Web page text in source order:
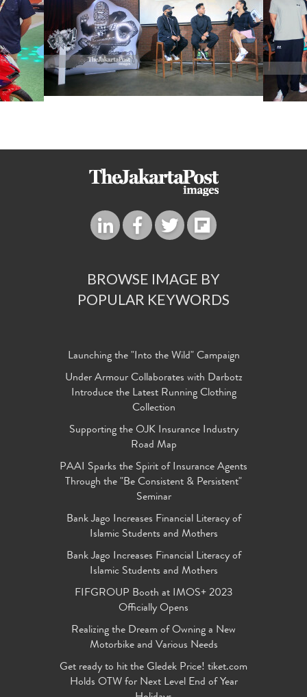
BROWSE IMAGE BY
POPULAR KEYWORDS
Launching the "Into the Wild" Campaign
Under Armour Collaborates with Darbotz
Introduce the Latest Running Clothing
Collection
Supporting the OJK Insurance Industry
Road Map
PAAI Sparks the Spirit of Insurance Agents
Through the "Be Consistent & Persistent"
Seminar
Bank Jago Increases Financial Literacy of
Islamic Students and Mothers
Bank Jago Increases Financial Literacy of
Islamic Students and Mothers
FIFGROUP Booth at IMOS+ 2023
Officially Opens
Realizing the Dream of Owning a New
Motorbike and Various Needs
Get ready to hit the Gledek Price! tiket.com
Holds OTW for Next Level End of Year